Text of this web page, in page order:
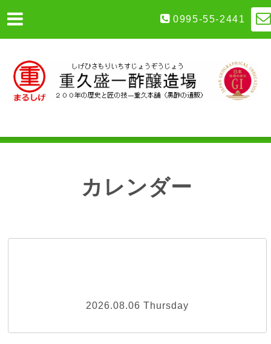
0995-55-2441
カレンダー
2026.08.06 Thursday